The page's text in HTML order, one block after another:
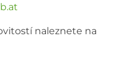
naleznete na